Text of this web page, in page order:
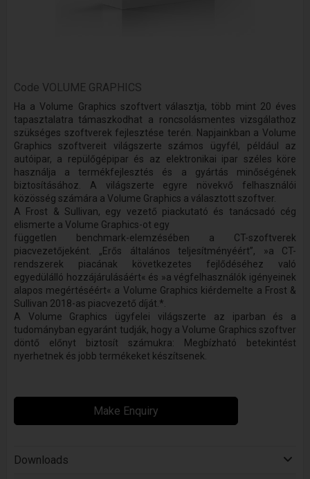
Code VOLUME GRAPHICS
Ha a Volume Graphics szoftvert választja, több mint 20 éves
tapasztalatra támaszkodhat a roncsolásmentes vizsgálathoz
szükséges szoftverek fejlesztése terén. Napjainkban a Volume
Graphics szoftvereit világszerte számos ügyfél, például az
autóipar, a repülőgépipar és az elektronikai ipar széles köre
használja a termékfejlesztés és a gyártás minőségének
biztosításához. A világszerte egyre növekvő felhasználói
közösség számára a Volume Graphics a választott szoftver.
A Frost & Sullivan, egy vezető piackutató és tanácsadó cég
elismerte a Volume Graphics-ot egy
független benchmark-elemzésében a CT-szoftverek
piacvezetőjeként. „Erős általános teljesítményéért”, »a CT-
rendszerek piacának következetes fejlődéséhez való
egyedülálló hozzájárulásáért« és »a végfelhasználók igényeinek
alapos megértéséért« a Volume Graphics kiérdemelte a Frost &
Sullivan 2018-as piacvezető díját.*.
A Volume Graphics ügyfelei világszerte az iparban és a
tudományban egyaránt tudják, hogy a Volume Graphics szoftver
döntő előnyt biztosít számukra: Megbízható betekintést
nyerhetnek és jobb termékeket készítsenek.
Make Enquiry
Downloads